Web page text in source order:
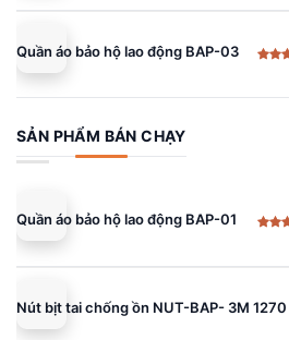
Quần áo bảo hộ lao động BAP-03
hạng
Giá
là:
256.500 ₫.
Giá
tại
là:
195.000 ₫.
SẢN PHẨM BÁN CHẠY
Quần áo bảo hộ lao động BAP-01
5 sao
Giá
là:
Giá
tại
195.000 ₫.
Nút bịt tai chống ồn NUT-BAP- 3M 1270